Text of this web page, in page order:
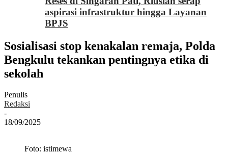
aspirasi infrastruktur hingga Layanan
BPJS
Sosialisasi stop kenakalan remaja, Polda
Bengkulu tekankan pentingnya etika di
sekolah
Penulis
Redaksi
-
18/09/2025
Foto: istimewa